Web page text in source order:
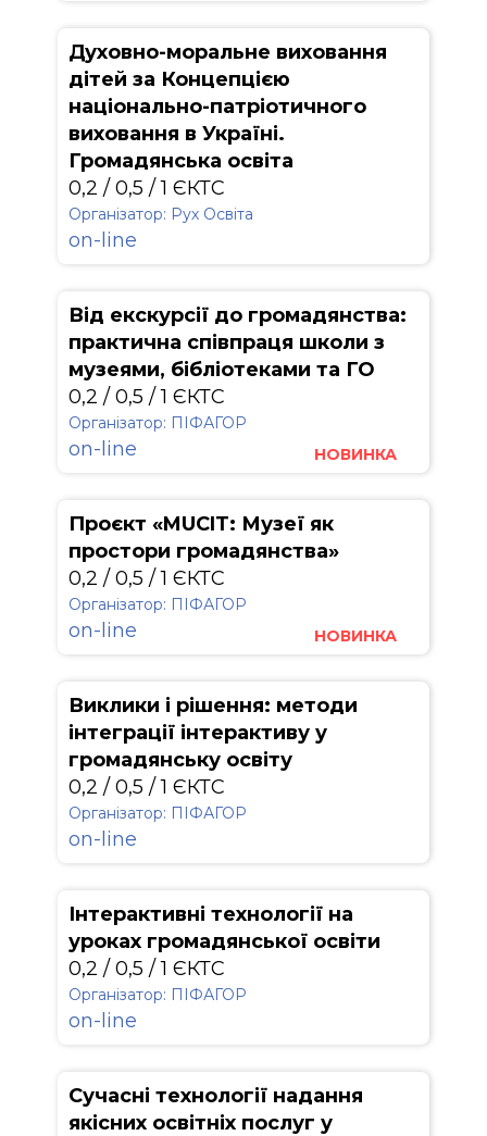
Духовно-моральне виховання
дітей за Концепцією
національно-патріотичного
виховання в Україні.
Громадянська освіта
0,2 / 0,5 / 1 ЄКТС
Організатор: Рух Освіта
on-line
Від екскурсії до громадянства:
практична співпраця школи з
музеями, бібліотеками та ГО
0,2 / 0,5 / 1 ЄКТС
Організатор: ПІФАГОР
on-line НОВИНКА
Проєкт «MUCIT: Музеї як
простори громадянства»
0,2 / 0,5 / 1 ЄКТС
Організатор: ПІФАГОР
on-line НОВИНКА
Виклики і рішення: методи
інтеграції інтерактиву у
громадянську освіту
0,2 / 0,5 / 1 ЄКТС
Організатор: ПІФАГОР
on-line
Інтерактивні технології на
уроках громадянської освіти
0,2 / 0,5 / 1 ЄКТС
Організатор: ПІФАГОР
on-line
Сучасні технології надання
якісних освітніх послуг у